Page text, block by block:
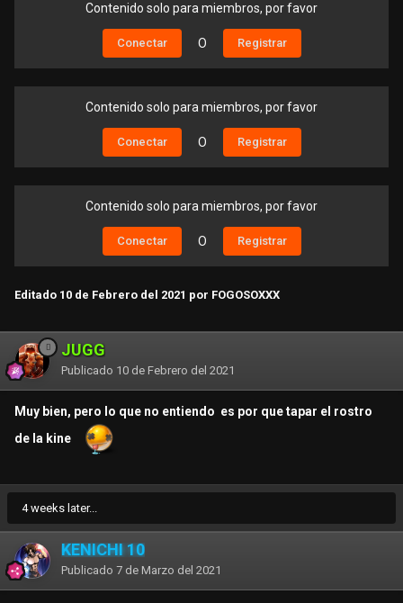
Contenido solo para miembros, por favor
Conectar O Registrar
Contenido solo para miembros, por favor
Conectar O Registrar
Contenido solo para miembros, por favor
Conectar O Registrar
Editado 10 de Febrero del 2021 por FOGOSOXXX
JUGG
Publicado 10 de Febrero del 2021
Muy bien, pero lo que no entiendo es por que tapar el rostro
de la kine
4 weeks later...
KENICHI 10
Publicado 7 de Marzo del 2021